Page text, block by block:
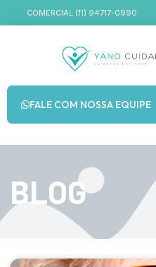
COMERCIAL (11) 94717-0990
FALE COM NOSSA EQUIPE
BLOG